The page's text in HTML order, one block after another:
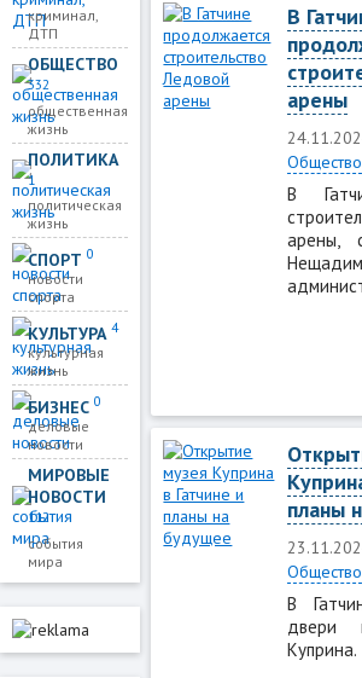
криминал,
ДТП
ОБЩЕСТВО
332
общественная
жизнь
ПОЛИТИКА
1
политическая
жизнь
СПОРТ0
новости
спорта
КУЛЬТУРА4
культурная
жизнь
БИЗНЕС0
деловые
новости
МИРОВЫЕ
НОВОСТИ
112
события
мира
В
арены
Общество
В
арены,
планы
Общество
В
двери
Куприна.